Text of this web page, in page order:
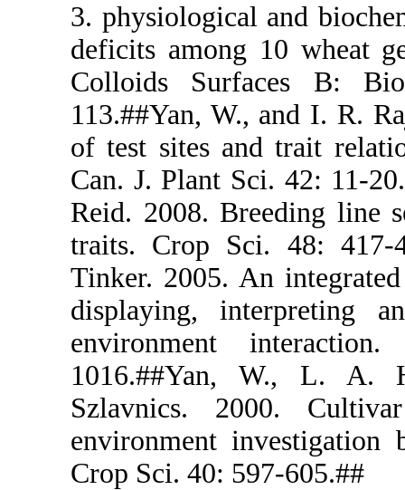
3.
deficits
Colloids
113.##Yan,
of test sites
Can. J.
Reid. 2008.
traits. Crop
Tinker.
displaying,
Szlavnics.
Crop Sci.